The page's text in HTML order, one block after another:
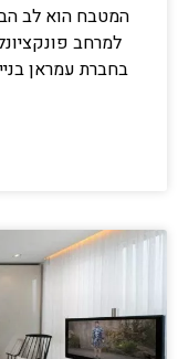
המטבח הוא לב
למרחב
בחברת עמראן